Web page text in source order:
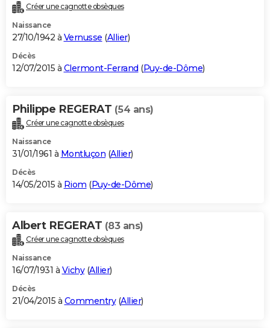
Créer une cagnotte obsèques
Naissance
27/10/1942 à Vernusse (Allier)
Décès
12/07/2015 à Clermont-Ferrand (Puy-de-Dôme)
Philippe REGERAT (54 ans)
Créer une cagnotte obsèques
Naissance
31/01/1961 à Montluçon (Allier)
Décès
14/05/2015 à Riom (Puy-de-Dôme)
Albert REGERAT (83 ans)
Créer une cagnotte obsèques
Naissance
16/07/1931 à Vichy(Allier)
Décès
21/04/2015 à Commentry(Allier)